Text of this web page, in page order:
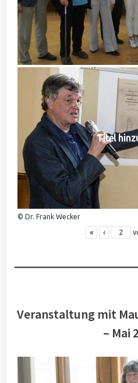
Titel
© Dr. Frank Wecker
« ‹
Veranstaltung mit
– Mai